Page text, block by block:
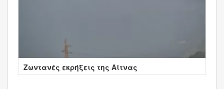
Ζωντανές εκρήξεις της Αίτνας